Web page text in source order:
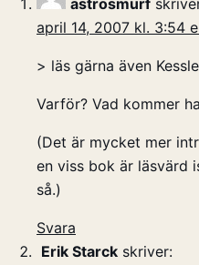
astrosmurf
april 14, 2007 kl. 3:54
> läs gärna även
Varför? Vad kommer
(Det är mycket mer
en viss bok är läsvärd
så.)
Svara
Erik Starck skriver: